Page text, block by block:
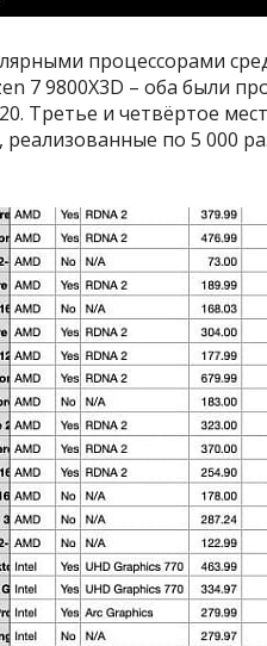
процессорами
7 9800X3D – оба были
Третье и четвёртое
реализованные по 5 000